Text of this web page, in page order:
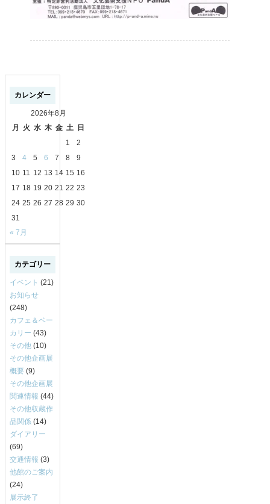
カレンダー
2026年8月
月
火 水 木 金 土
日
1
2
3
4 5 6 7 8
9
10 11 12 13 14 15 16
17 18 19 20 21 22 23
24 25 26 27 28 29 30
31
« 7月
カテゴリー
イベント (21)
お知らせ
(248)
カフェ＆ベー
カリー (43)
その他 (10)
その他企画展
概要 (9)
その他企画展
関連情報 (44)
その他収蔵作
品関係 (14)
ダイアリー
(69)
交通情報 (3)
他館のご案内
(24)
展示終了